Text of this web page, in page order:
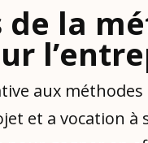
de la
aux
et a vocation à